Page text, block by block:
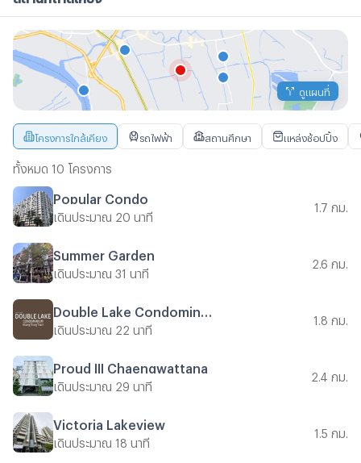
ดูแผนที่
โครงการใกล้เคียง รถไฟฟ้า สถานศึกษา แหล่งช้อปปิ้ง
ทั้งหมด 10 โครงการ
Popular Condo
เดินประมาณ 20 นาที
1.7 กม.
Summer Garden
เดินประมาณ 31 นาที
2.6 กม.
เดินประมาณ 22 นาที
1.8 กม.
Proud III Chaengwattana
เดินประมาณ 29 นาที
2.4 กม.
Victoria Lakeview
เดินประมาณ 18 นาที
1.5 กม.